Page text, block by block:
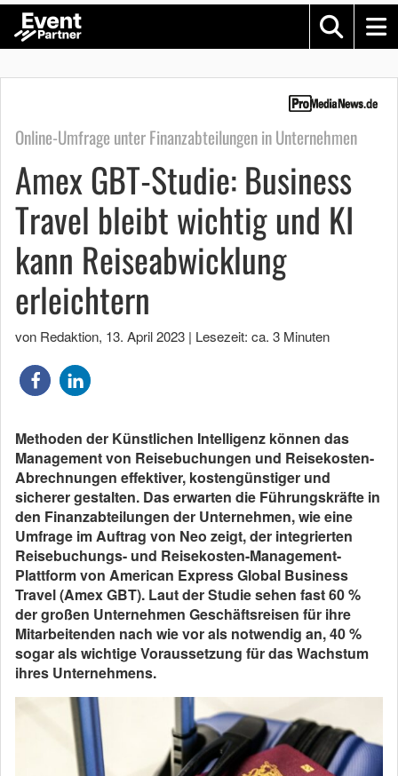
Online-Umfrage unter Finanzabteilungen in Unternehmen
Amex GBT-Studie: Business
Travel bleibt wichtig und KI
kann Reiseabwicklung
erleichtern
von Redaktion, 13. April 2023 | Lesezeit: ca. 3 Minuten
Methoden der Künstlichen Intelligenz können das
Management von Reisebuchungen und Reisekosten-
Abrechnungen effektiver, kostengünstiger und
sicherer gestalten. Das erwarten die Führungskräfte in
den Finanzabteilungen der Unternehmen, wie eine
Umfrage im Auftrag von Neo zeigt, der integrierten
Reisebuchungs- und Reisekosten-Management-
Plattform von American Express Global Business
Travel (Amex GBT). Laut der Studie sehen fast 60 %
der großen Unternehmen Geschäftsreisen für ihre
Mitarbeitenden nach wie vor als notwendig an, 40 %
sogar als wichtige Voraussetzung für das Wachstum
ihres Unternehmens.